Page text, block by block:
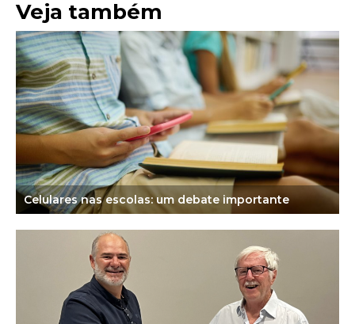
Veja também
Celulares nas escolas: um debate importante